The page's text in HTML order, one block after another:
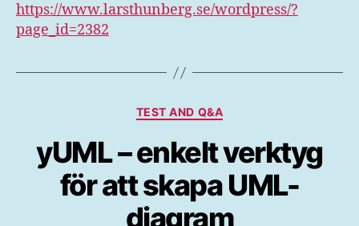
https://www.larsthunberg.se/wordpress/?
page_id=2382
Kategorier
TEST AND Q&A
yUML – enkelt verktyg
för att skapa UML-
diagram